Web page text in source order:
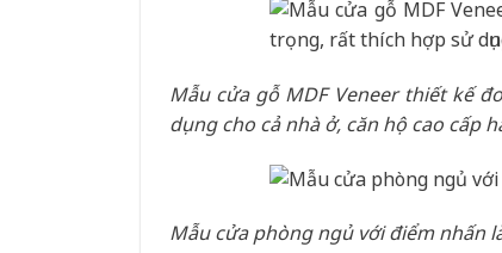
Mẫu cửa gỗ MDF Veneer thiết kế
dụng cho cả nhà ở, căn hộ cao cấp
Mẫu cửa phòng ngủ với điểm nhấn